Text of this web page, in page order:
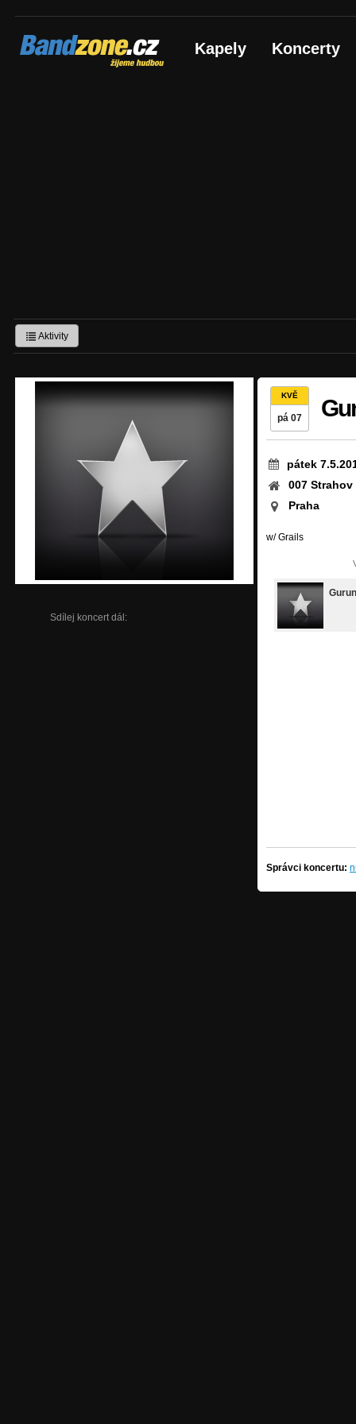
Bandzone.cz
žijeme hudbou Kapely Koncerty
Aktivity
Sdílej koncert dál:
KVĚ
pá 07
pátek
007 Strahov
Praha
w/ Grails
Správci koncertu: